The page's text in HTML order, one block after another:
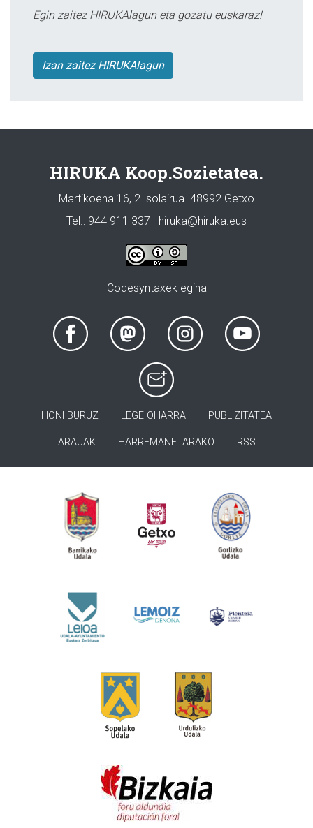
Egin zaitez HIRUKAlagun eta gozatu euskaraz!
Izan zaitez HIRUKAlagun
HIRUKA Koop.Sozietatea.
Martikoena 16, 2. solairua. 48992 Getxo
Tel.: 944 911 337 · hiruka@hiruka.eus
Codesyntaxek egina
HONI BURUZ LEGE OHARRA PUBLIZITATEA
ARAUAK HARREMANETARAKO RSS